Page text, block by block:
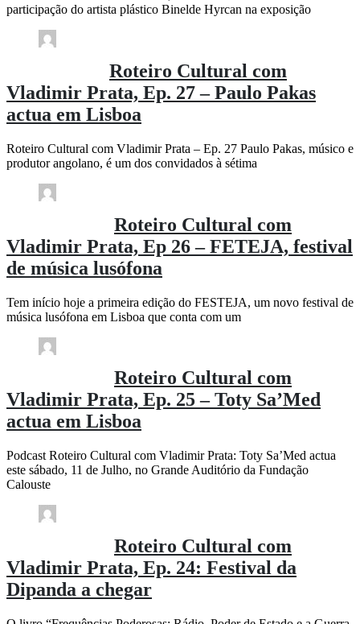
participação do artista plástico Binelde Hyrcan na exposição
Roteiro Cultural com
Vladimir Prata, Ep. 27 – Paulo Pakas
actua em Lisboa
Roteiro Cultural com Vladimir Prata – Ep. 27 Paulo Pakas, músico e
produtor angolano, é um dos convidados à sétima
Roteiro Cultural com
Vladimir Prata, Ep 26 – FETEJA, festival
de música lusófona
Tem início hoje a primeira edição do FESTEJA, um novo festival de
música lusófona em Lisboa que conta com um
Roteiro Cultural com
Vladimir Prata, Ep. 25 – Toty Sa’Med
actua em Lisboa
Podcast Roteiro Cultural com Vladimir Prata: Toty Sa’Med actua
este sábado, 11 de Julho, no Grande Auditório da Fundação
Calouste
Roteiro Cultural com
Vladimir Prata, Ep. 24: Festival da
Dipanda a chegar